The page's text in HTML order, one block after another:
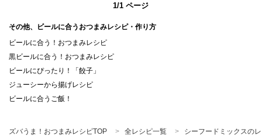
1/1 ページ
その他、ビールに合うおつまみレシピ・作り方
ビールに合う！おつまみレシピ
黒ビールに合う！おつまみレシピ
ビールにぴったり！「餃子」
ジューシーから揚げレシピ
ビールに合うご飯！
ズバうま！おつまみレシピTOP 全レシピ一覧
シーフードミックスの